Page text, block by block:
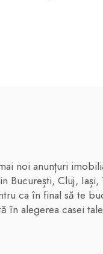
noi anunțuri
București, Cluj, Iași,
ca în final să te
în alegerea casei